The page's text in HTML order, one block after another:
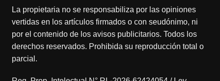
La propietaria no se responsabiliza por las opiniones
vertidas en los artículos firmados o con seudónimo, ni
por el contenido de los avisos publicitarios. Todos los
derechos reservados. Prohibida su reproducción total o
parcial.